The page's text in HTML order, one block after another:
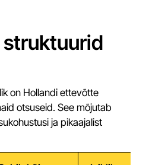
on Hollandi ettevõtte
otsuseid. See mõjutab
ja pikaajalist